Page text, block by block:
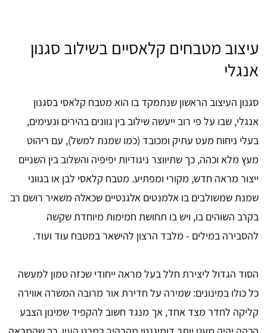
עיצוב מטבחים קלאסיים בשילוב סגנון
אנגלי
סגנון העיצוב הראשון שנתמקד בו הוא מטבח קלאסי בסגנון
אנגלי, שבו על פי רוב ייעשה שילוב בין גוונים בהירים ונעימים,
בעלי ניחוח מעט עתיק ומכובד (כמו שמנת למשל), עם ריהוט
מעץ מלא וכהה, כך שתיווצר ניגודיות יפיפיה והשלוב בין השניים
ייצור מראה חדש, מקורי ומפתיע. מטבח קלאסי לבן או בגווני
שמנת שמשולבים בו אלמנטים אלגנטיים שכאלה משאיר רושם רב
בקרב השוהים בו, ויש בו תחושת חמימות מיוחדת שקשה
להסבירה במילים - מלבד הרצון להישאר במטבח עוד ועוד.
הסוד הגדול ליצירת חלל בעל מראה ייחודי שכזה טמון למעשה
כל כולו במינונים: שמירה על חדירת אור מרובה המשרה אווירה
קליקה לחדר מצד אחד, אך מנגד חשוב להקפיד שמינון הצבע